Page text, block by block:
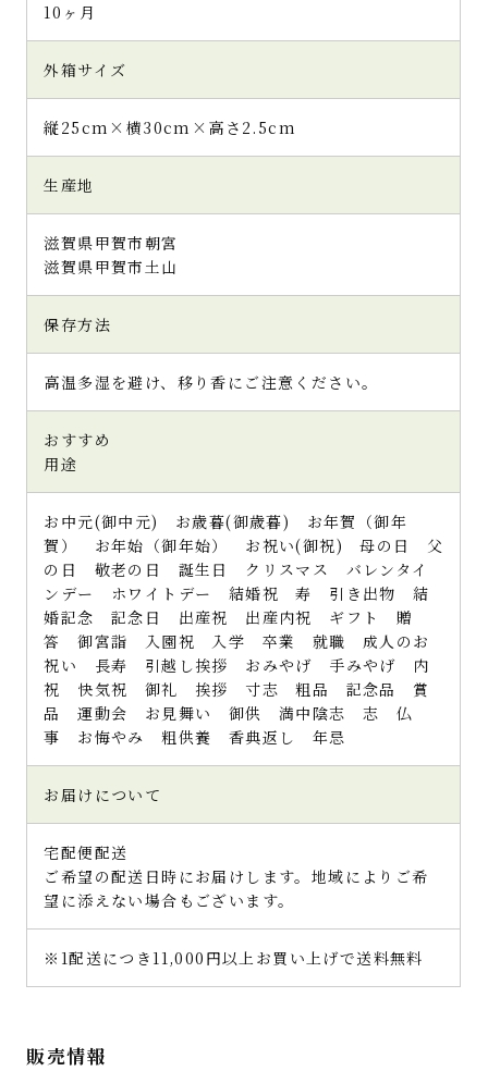
10ヶ月
外箱サイズ
縦25cm×横30cm×高さ2.5cm
生産地
滋賀県甲賀市朝宮
滋賀県甲賀市土山
保存方法
高温多湿を避け、移り香にご注意ください。
おすすめ
用途
お中元(御中元) お歳暮(御歳暮) お年賀（御年
賀） お年始（御年始） お祝い(御祝) 母の日 父
の日 敬老の日 誕生日 クリスマス バレンタイ
ンデー ホワイトデー 結婚祝 寿 引き出物 結
婚記念 記念日 出産祝 出産内祝 ギフト 贈
答 御宮詣 入園祝 入学 卒業 就職 成人のお
祝い 長寿 引越し挨拶 おみやげ 手みやげ 内
祝 快気祝 御礼 挨拶 寸志 粗品 記念品 賞
品 運動会 お見舞い 御供 満中陰志 志 仏
事 お悔やみ 粗供養 香典返し 年忌
お届けについて
宅配便配送
ご希望の配送日時にお届けします。地域によりご希
望に添えない場合もございます。
※1配送につき11,000円以上お買い上げで送料無料
販売情報